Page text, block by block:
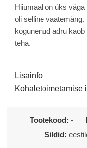
Hiiumaal on üks
oli selline
kogunenud adru
teha.
Lisainfo
Kohaletoimetamise
Tootekood: -
Sildid: